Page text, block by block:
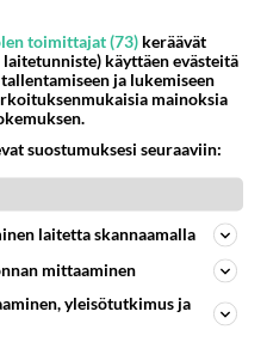
3 720
Vastattu 18v
on pikku artikkeli
mukaan ruotsia
6 1223
toimittajat (73) keräävät
käyttäen evästeitä
ja lukemiseen
mainoksia
suostumuksesi seuraaviin:
laitetta skannaamalla
mittaaminen
yleisötutkimus ja